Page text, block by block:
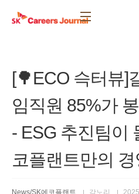
[🌳ECO 슥터뷰]
임직원 85%가
- ESG 추진팀이
코플랜트만의
News/SK에코플랜트 감노리